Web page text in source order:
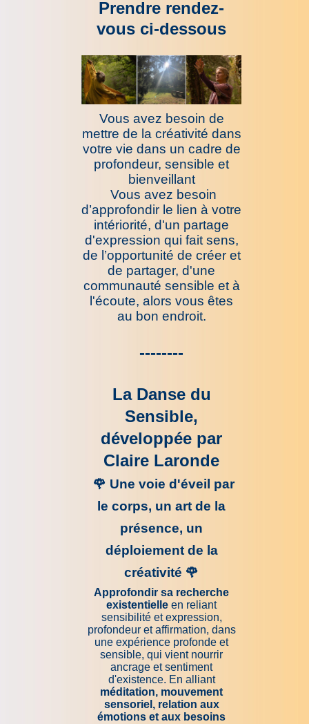
Prendre rendez-
vous ci-dessous
Vous avez besoin de
mettre de la créativité dans
votre vie dans un cadre de
profondeur, sensible et
bienveillant
Vous avez besoin
d’approfondir le lien à votre
intériorité, d'un partage
d'expression qui fait sens,
de l’opportunité de créer et
de partager, d'une
communauté sensible et à
l'écoute, alors vous êtes
au bon endroit.
--------
La Danse du
Sensible,
développée par
Claire Laronde
🌹 Une voie d'éveil par
le corps, un art de la
présence, un
déploiement de la
créativité 🌹
Approfondir sa recherche
existentielle en reliant
sensibilité et expression,
profondeur et affirmation, dans
une expérience profonde et
sensible, qui vient nourrir
ancrage et sentiment
d'existence. En alliant
méditation, mouvement
sensoriel, relation aux
émotions et aux besoins